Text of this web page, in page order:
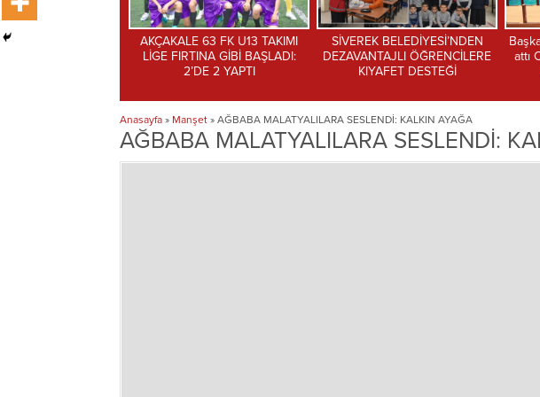
63 FK U13 TAKIMI
SİVEREK BELEDİYESİ’NDEN
DEZAVANTAJLI ÖĞRENCİLERE
KIYAFET DESTEĞİ
Başkan Oran, bir ilke daha imza
attı Cumhuriyet Meydanı’ndan
denize girilebilecek
Anasayfa » Manşet » AĞBABA MALATYALILARA SESLENDİ: KALKIN AYAĞA
AĞBABA MALATYALILARA SESLENDİ: